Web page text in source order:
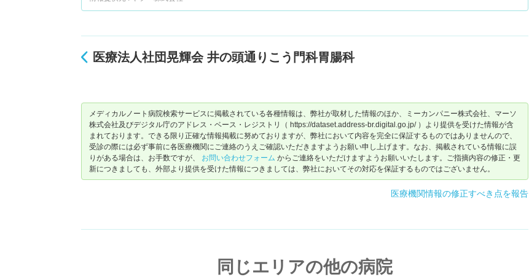
医療法人社団晃輝会 井の頭通りこう門科胃腸科
メディカルノート病院検索サービスに掲載されている各種情報は、弊社が取材した情報のほか、ミーカンパニー株式会社、マーソ
株式会社及びデジタル庁のアドレス・ベース・レジストリ（ https://dataset.address-br.digital.go.jp/ ）より提供を受けた情報が含
まれております。できる限り正確な情報掲載に努めておりますが、弊社において内容を完全に保証するものではありませんので、
受診の際には必ず事前に各医療機関にご連絡のうえご確認いただきますようお願い申し上げます。なお、掲載されている情報に誤
りがある場合は、お手数ですが、 お問い合わせフォーム からご連絡をいただけますようお願いいたします。ご指摘内容の修正・更
新につきましても、外部より提供を受けた情報につきましては、弊社においてその対応を保証するものではございません。
医療機関情報の修正すべき点を報告
同じエリアの他の病院